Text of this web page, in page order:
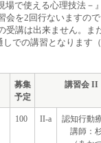
場で使える心理技法－
会を2回行ないますの
受講は出来ません。ま
しでの講習となります
募集
予定
講習会 II
100 II-a
認知行動
講師：